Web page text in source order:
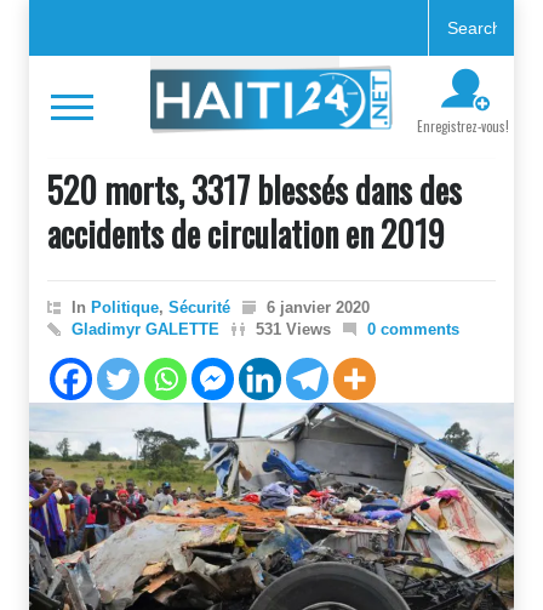
Enregistrez-vous!
520 morts, 3317 blessés dans des
accidents de circulation en 2019
In Politique, Sécurité
6 janvier 2020
Gladimyr GALETTE
531 Views 0 comments